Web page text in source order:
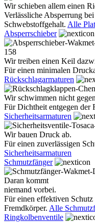
Wir schieben allem einen
Verlässliche Absperrung
Schwebstoffgehalt. Alle
Absperrschieber
Wir treiben einen Keil
Für einen minimalen
Rückschlagarmaturen
Wir schwimmen nicht
Für Dichtheit entgegen der
Sicherheitsarmaturen
Wir bauen Druck ab.
Für einen zuverlässigen
Sicherheitsarmaturen
Schmutzfänger
Daran kommt
niemand vorbei.
Für einen effektiven
Fremdkörper. Alle
Ringkolbenventile